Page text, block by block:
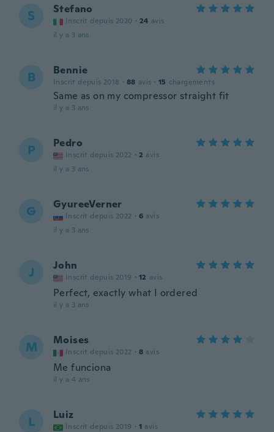
S Stefano
Inscrit depuis 2020 · 24 avis
il y a 3 ans
B Bennie
Inscrit depuis 2018 · 88 avis · 15 chargements
Same as on my compressor straight fit
il y a 3 ans
P Pedro
Inscrit depuis 2022 · 2 avis
il y a 3 ans
G GyureeVerner
Inscrit depuis 2022 · 6 avis
il y a 3 ans
J John
Inscrit depuis 2019 · 12 avis
Perfect, exactly what I ordered
il y a 3 ans
M Moises
Inscrit depuis 2022 · 8 avis
Me funciona
il y a 4 ans
L Luiz
Inscrit depuis 2019 · 1 avis